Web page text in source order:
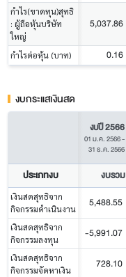
กำไร(ขาดทุน)สุทธิ
: ผู้ถือหุ้นบริษัท
ใหญ่
5,037.86
กำไรต่อหุ้น (บาท) 0.16
งบกระแสเงินสด
งบปี 2566
01 ม.ค. 2566-
31 ธ.ค. 2566
ประเภทงบ งบรวม
เงินสดสุทธิจาก
กิจกรรมดำเนินงาน
5,488.55
เงินสดสุทธิจาก
กิจกรรมลงทุน
-5,991.07
เงินสดสุทธิจาก
กิจกรรมจัดหาเงิน
728.10